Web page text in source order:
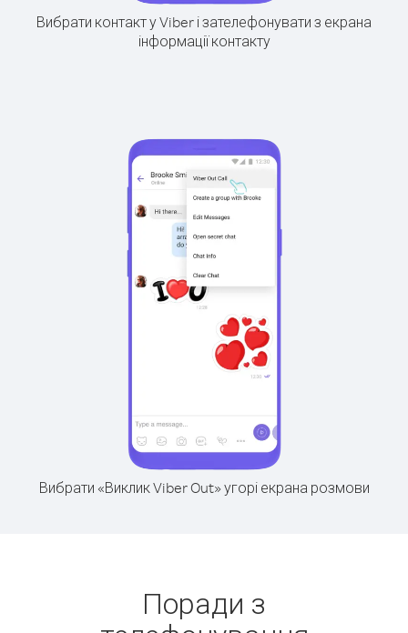
Вибрати контакт у Viber і зателефонувати з екрана
інформації контакту
Вибрати «Виклик Viber Out» угорі екрана розмови
Поради з